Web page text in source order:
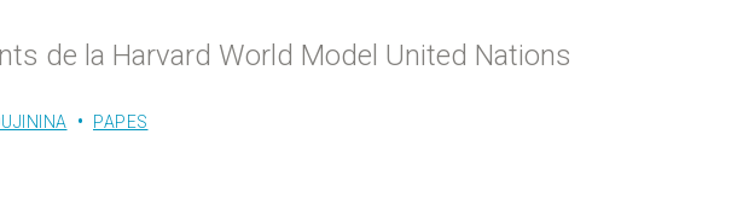
de la Harvard World Model United Nations
PAPES